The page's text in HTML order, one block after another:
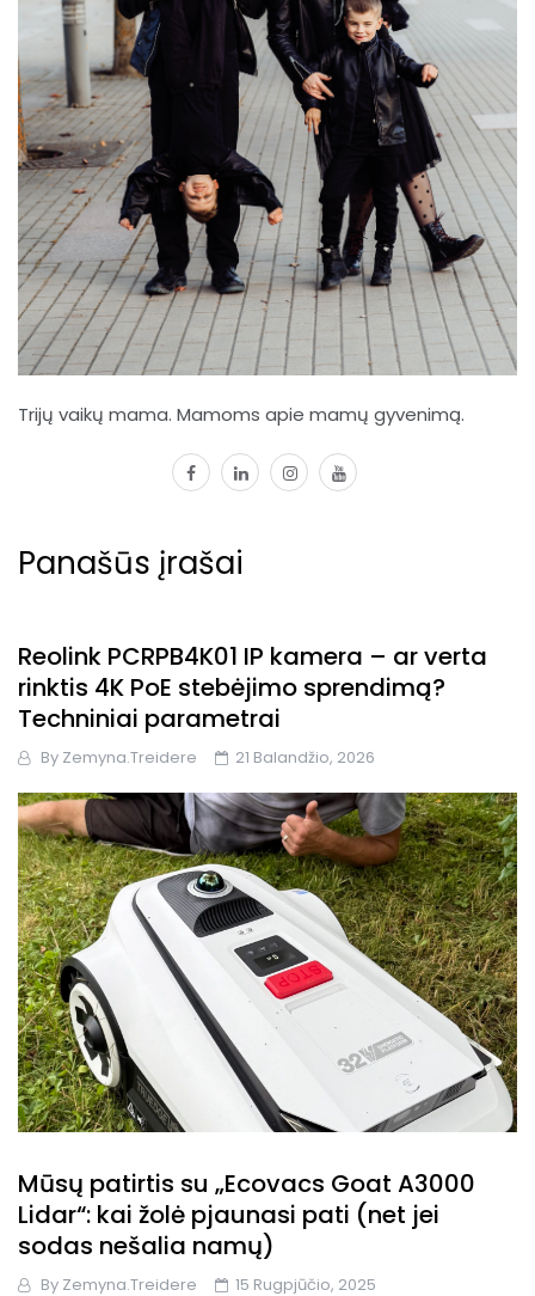
Trijų vaikų mama. Mamoms apie mamų gyvenimą.
facebook
linkedininstagram
youtube
Panašūs įrašai
Reolink PCRPB4K01 IP kamera – ar verta
rinktis 4K PoE stebėjimo sprendimą?
Techniniai parametrai
By Zemyna.treidere 21 Balandžio, 2026
Mūsų patirtis su „Ecovacs Goat A3000
Lidar“: kai žolė pjaunasi pati (net jei
sodas nešalia namų)
By Zemyna.treidere 15 Rugpjūčio, 2025